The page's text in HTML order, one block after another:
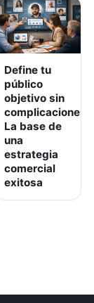
Define tu
público
objetivo sin
complicaciones:
La base de
una
estrategia
comercial
exitosa